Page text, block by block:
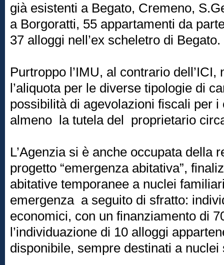
già esistenti a Begato, Cremeno,
a Borgoratti, 55 appartamenti da
37 alloggi nell’ex scheletro di Begato.
Purtroppo l’IMU, al contrario dell’ICI,
l’aliquota per le diverse tipologie di
possibilità di agevolazioni fiscali per
almeno la tutela del proprietario
L’Agenzia si è anche occupata della
progetto “emergenza abitativa”,
abitative temporanee a nuclei
emergenza a seguito di sfratto:
economici, con un finanziamento di
l’individuazione di 10 alloggi
disponibile, sempre destinati a nuclei